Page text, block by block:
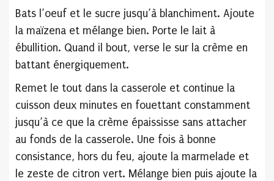
Bats l’oeuf et le sucre jusqu’à blanchiment. Ajoute
la maïzena et mélange bien. Porte le lait à
ébullition. Quand il bout, verse le sur la crème en
battant énergiquement.
Remet le tout dans la casserole et continue la
cuisson deux minutes en fouettant constamment
jusqu’à ce que la crème épaississe sans attacher
au fonds de la casserole. Une fois à bonne
consistance, hors du feu, ajoute la marmelade et
le zeste de citron vert. Mélange bien puis ajoute la